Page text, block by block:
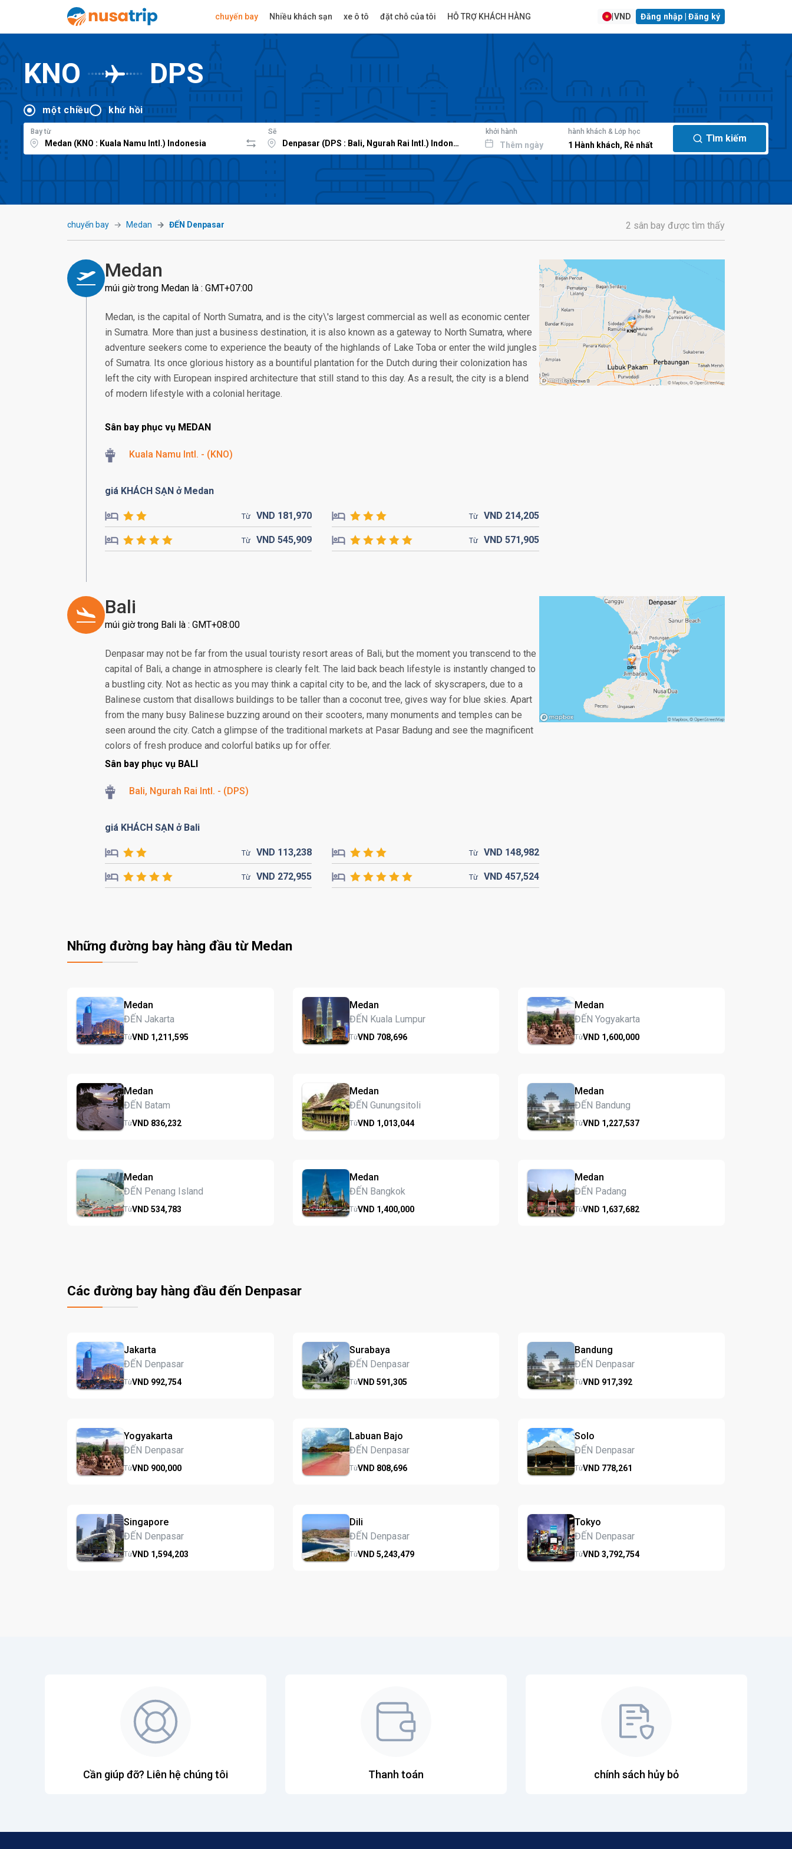
chuyến bay Nhiều khách sạn xe ô tô đặt chỗ của tôi HỖ TRỢ KHÁCH HÀNG VND Đăng nhập | Đăng ký
KNO DPS
một chiều khứ hồi
Bay từ Sẽ khởi hành
Thêm ngày
hành khách & Lớp học
1 Hành khách, Rẻ nhất
Tìm kiếm
chuyến bay Medan ĐẾN Denpasar 2 sân bay được tìm thấy
Medan
múi giờ trong Medan là : GMT+07:00
Medan, is the capital of North Sumatra, and is the city\'s largest commercial as well as economic center
in Sumatra. More than just a business destination, it is also known as a gateway to North Sumatra, where
adventure seekers come to experience the beauty of the highlands of Lake Toba or enter the wild jungles
of Sumatra. Its once glorious history as a bountiful plantation for the Dutch during their colonization has
left the city with European inspired architecture that still stand to this day. As a result, the city is a blend
of modern lifestyle with a colonial heritage.
Sân bay phục vụ MEDAN
Kuala Namu Intl. - (KNO)
giá KHÁCH SẠN ở Medan
Từ VND 181,970 Từ VND 214,205
Từ VND545,909 Từ VND 571,905
Bali
múi giờ trong Bali là : GMT+08:00
Denpasar may not be far from the usual touristy resort areas of Bali, but the moment you transcend to the
capital of Bali, a change in atmosphere is clearly felt. The laid back beach lifestyle is instantly changed to
a bustling city. Not as hectic as you may think a capital city to be, and the lack of skyscrapers, due to a
Balinese custom that disallows buildings to be taller than a coconut tree, gives way for blue skies. Apart
from the many busy Balinese buzzing around on their scooters, many monuments and temples can be
seen around the city. Catch a glimpse of the traditional markets at Pasar Badung and see the magnificent
colors of fresh produce and colorful batiks up for offer.
Sân bay phục vụ BALI
Bali, Ngurah Rai Intl. - (DPS)
giá KHÁCH SẠN ở Bali
Từ VND 113,238 Từ VND 148,982
Từ VND 272,955 Từ VND 457,524
Những đường bay hàng đầu từ Medan
Medan
ĐẾN Jakarta
TừVND 1,211,595
Medan
ĐẾN Kuala Lumpur
TừVND 708,696
Medan
ĐẾN Yogyakarta
TừVND 1,600,000
Medan
ĐẾN Batam
TừVND 836,232
Medan
ĐẾN Gunungsitoli
TừVND 1,013,044
Medan
ĐẾN Bandung
TừVND 1,227,537
Medan
ĐẾN Penang Island
TừVND 534,783
Medan
ĐẾN Bangkok
TừVND 1,400,000
Medan
ĐẾN Padang
TừVND 1,637,682
Các đường bay hàng đầu đến Denpasar
Jakarta
ĐẾN Denpasar
TừVND 992,754
Surabaya
ĐẾN Denpasar
TừVND 591,305
Bandung
ĐẾN Denpasar
TừVND 917,392
Yogyakarta
ĐẾN Denpasar
TừVND 900,000
Labuan Bajo
ĐẾN Denpasar
TừVND 808,696
Solo
ĐẾN Denpasar
TừVND 778,261
Singapore
ĐẾN Denpasar
TừVND 1,594,203
Dili
ĐẾN Denpasar
TừVND 5,243,479
Tokyo
ĐẾN Denpasar
TừVND3,792,754
Cần giúp đỡ? Liên hệ chúng tôi Thanh toán chính sách hủy bỏ